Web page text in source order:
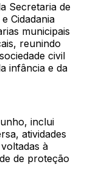
Secretaria de
Cidadania
municipais
reunindo
civil
infância e da
inclui
atividades
à
de proteção